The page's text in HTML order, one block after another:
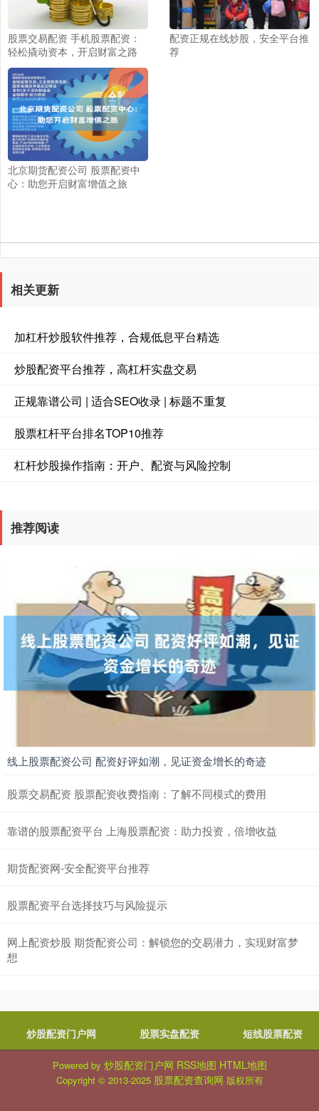
股票交易配资 手机股票配资：
轻松撬动资本，开启财富之路
配资正规在线炒股，安全平台推
荐
北京期货配资公司 股票配资中
心：助您开启财富增值之旅
相关更新
加杠杆炒股软件推荐，合规低息平台精选
炒股配资平台推荐，高杠杆实盘交易
正规靠谱公司 | 适合SEO收录 | 标题不重复
股票杠杆平台排名TOP10推荐
杠杆炒股操作指南：开户、配资与风险控制
推荐阅读
线上股票配资公司 配资好评如潮，见证资金增长的奇迹
股票交易配资 股票配资收费指南：了解不同模式的费用
靠谱的股票配资平台 上海股票配资：助力投资，倍增收益
期货配资网-安全配资平台推荐
股票配资平台选择技巧与风险提示
网上配资炒股 期货配资公司：解锁您的交易潜力，实现财富梦
想
炒股配资门户网 股票实盘配资 短线股票配资
Powered by 炒股配资门户网 RSS地图 HTML地图
Copyright © 2013-2025 股票配资查询网 版权所有